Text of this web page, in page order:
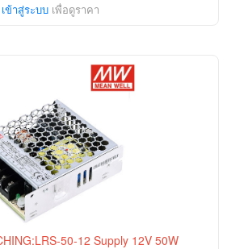
เข้าสู่ระบบเพื่อดูราคา
50-12 Supply 12V 50W